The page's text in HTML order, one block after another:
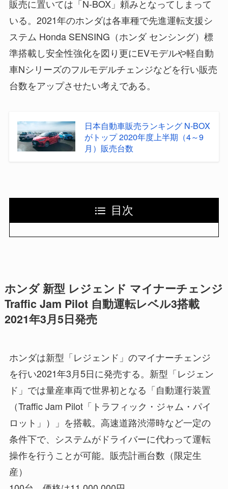
販売に置いては「N-BOX」頼みとなってしまって
いる。2021年のホンダは各車種で先進運転支援シ
ステム Honda SENSING（ホンダ センシング）標
準搭載し安全性強化を図り更にEVモデルや軽自動
車Nシリーズのフルモデルチェンジなどを行い販売
台数をアップさせたい考えである。
日本自動車販売ランキング N-BOX
がトップ 2020年度上半期（4～9
月）販売台数
目次
ホンダ 新型 レジェンド マイナーチェンジ
Traffic Jam Pilot 自動運転レベル3搭載
2021年3月5日発売
ホンダは新型「レジェンド」のマイナーチェンジ
を行い2021年3月5日に発売する。新型「レジェン
ド」では量産車両で世界初となる「自動運行装置
（Traffic Jam Pilot「トラフィック・ジャム・パイ
ロット」）」を搭載。高速道路渋滞時など一定の
条件下で、システムがドライバーに代わって運転
操作を行うことが可能。販売計画台数（限定生
産）